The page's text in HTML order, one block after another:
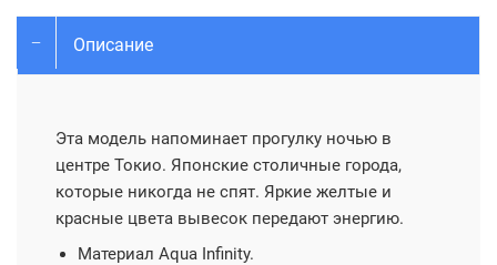
Описание
Эта модель напоминает прогулку ночью в
центре Токио. Японские столичные города,
которые никогда не спят. Яркие желтые и
красные цвета вывесок передают энергию.
Материал Aqua Infinity.